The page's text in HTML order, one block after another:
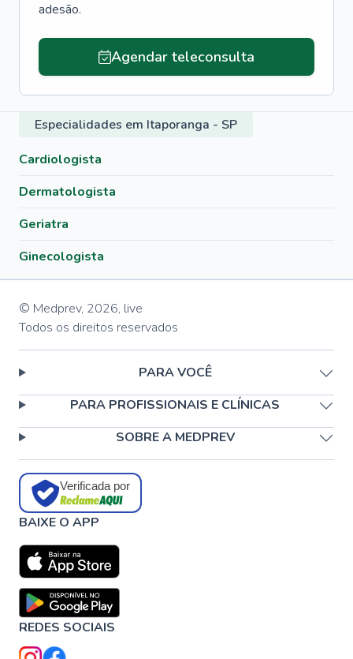
adesão.
Agendar teleconsulta
Especialidades em Itaporanga - SP
Cardiologista
Dermatologista
Geriatra
Ginecologista
© Medprev, 2026, live
Todos os direitos reservados
PARA VOCÊ
PARA PROFISSIONAIS E CLÍNICAS
SOBRE A MEDPREV
Verificada por
BAIXE O APP
REDES SOCIAIS